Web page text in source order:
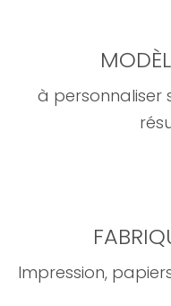
à personnaliser
Impression,